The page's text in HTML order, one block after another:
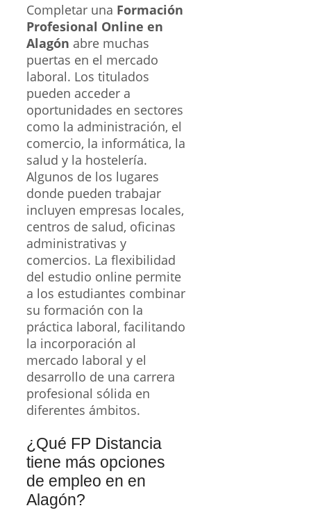
Completar una Formación
Profesional Online en
Alagón abre muchas
puertas en el mercado
laboral. Los titulados
pueden acceder a
oportunidades en sectores
como la administración, el
comercio, la informática, la
salud y la hostelería.
Algunos de los lugares
donde pueden trabajar
incluyen empresas locales,
centros de salud, oficinas
administrativas y
comercios. La flexibilidad
del estudio online permite
a los estudiantes combinar
su formación con la
práctica laboral, facilitando
la incorporación al
mercado laboral y el
desarrollo de una carrera
profesional sólida en
diferentes ámbitos.
¿Qué FP Distancia
tiene más opciones
de empleo en en
Alagón?